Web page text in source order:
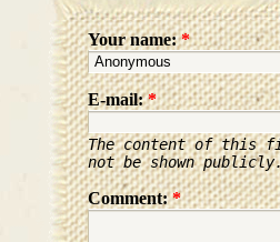
Your name:*
E-mail:*
The content of this
not be shown
Comment:*